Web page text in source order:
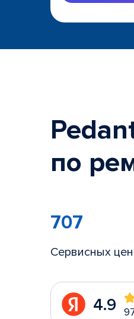
по
707
Сервисных
4.9